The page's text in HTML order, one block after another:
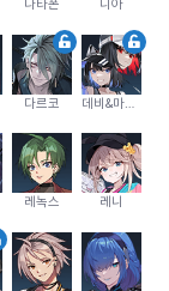
나타폰 니아
다르코
레녹스 레니